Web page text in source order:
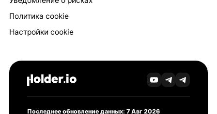
Политика cookie
Настройки cookie
Последнее обновление данных: 7 Авг 2026